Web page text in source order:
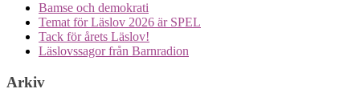
Bamse och demokrati
Temat för Läslov 2026 är SPEL
Tack för årets Läslov!
Läslovssagor från Barnradion
Arkiv